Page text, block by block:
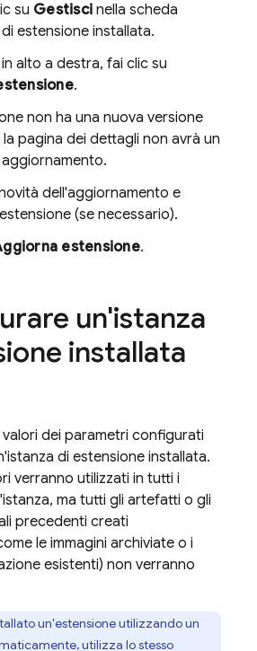
su Gestisci nella scheda
estensione installata.
alto a destra, fai clic su
.
non ha una nuova versione
pagina dei dettagli non avrà un
dell'aggiornamento e
(se necessario).
estensione.
un'istanza
installata
dei parametri configurati
di estensione installata.
verranno utilizzati in tutti i
ma tutti gli artefatti o gli
precedenti creati
le immagini archiviate o i
esistenti) non verranno
un'estensione utilizzando un
utilizza lo stesso